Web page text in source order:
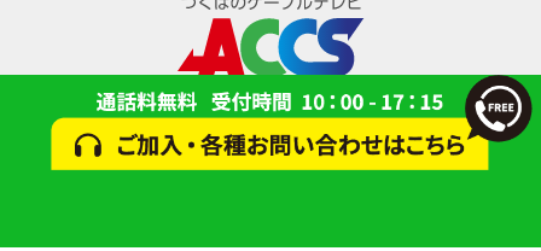
つくばもん（地域情報サイト）